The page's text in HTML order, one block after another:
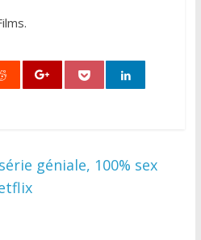
géniale, 100% sex